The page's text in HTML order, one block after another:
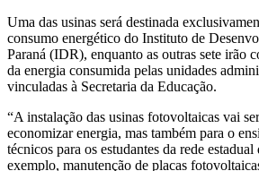
Uma das usinas será destinada
consumo energético do Instituto de
Paraná (IDR), enquanto as outras sete irão
da energia consumida pelas unidades
vinculadas à Secretaria da Educação.
“A instalação das usinas fotovoltaicas vai
economizar energia, mas também para o
técnicos para os estudantes da rede
exemplo, manutenção de placas